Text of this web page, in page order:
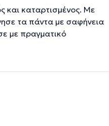
και καταρτισμένος. Με
τα πάντα με σαφήνεια
με πραγματικό